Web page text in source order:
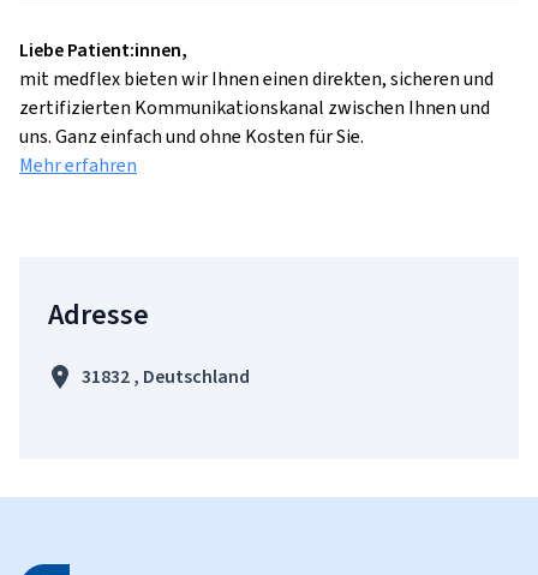
Liebe Patient:innen,
mit medflex bieten wir Ihnen einen direkten, sicheren und
zertifizierten Kommunikationskanal zwischen Ihnen und
uns. Ganz einfach und ohne Kosten für Sie.
Mehr erfahren
Adresse
31832 , Deutschland